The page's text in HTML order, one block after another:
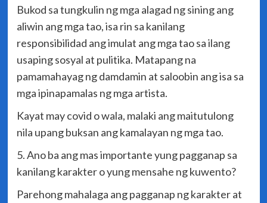
Bukod sa tungkulin ng mga alagad ng sining ang
aliwin ang mga tao, isa rin sa kanilang
responsibilidad ang imulat ang mga tao sa ilang
usaping sosyal at pulitika. Matapang na
pamamahayag ng damdamin at saloobin ang isa sa
mga ipinapamalas ng mga artista.
Kayat may covid o wala, malaki ang maitutulong
nila upang buksan ang kamalayan ng mga tao.
5. Ano ba ang mas importante yung pagganap sa
kanilang karakter o yung mensahe ng kuwento?
Parehong mahalaga ang pagganap ng karakter at